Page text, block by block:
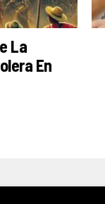
La
En